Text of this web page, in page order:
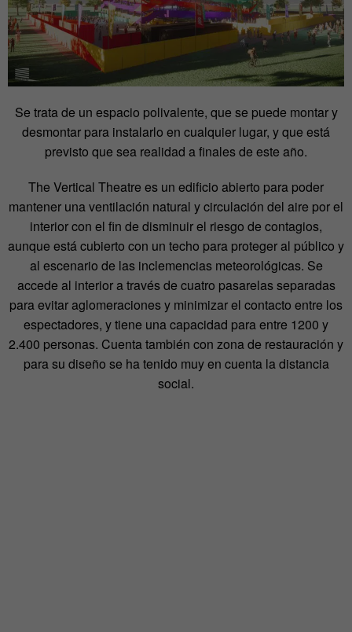
Se trata de un espacio polivalente, que se puede montar y
desmontar para instalarlo en cualquier lugar, y que está
previsto que sea realidad a finales de este año.
The Vertical Theatre es un edificio abierto para poder
mantener una ventilación natural y circulación del aire por el
interior con el fin de disminuir el riesgo de contagios,
aunque está cubierto con un techo para proteger al público y
al escenario de las inclemencias meteorológicas. Se
accede al interior a través de cuatro pasarelas separadas
para evitar aglomeraciones y minimizar el contacto entre los
espectadores, y tiene una capacidad para entre 1200 y
2.400 personas. Cuenta también con zona de restauración y
para su diseño se ha tenido muy en cuenta la distancia
social.